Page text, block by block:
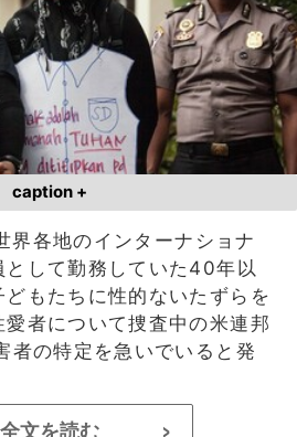
caption +
界各地のインターナショナ
として勤務していた40年以
どもたちに性的ないたずらを
愛者について捜査中の米連邦
者の特定を急いでいると発
全文を読む >